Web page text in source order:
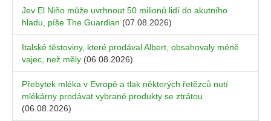
Jev El Niňo může uvrhnout 50 milionů lidí do akutního
hladu, píše The Guardian (07.08.2026)
Italské těstoviny, které prodával Albert, obsahovaly méně
vajec, než měly (06.08.2026)
Přebytek mléka v Evropě a tlak některých řetězců nutí
mlékárny prodávat vybrané produkty se ztrátou
(06.08.2026)